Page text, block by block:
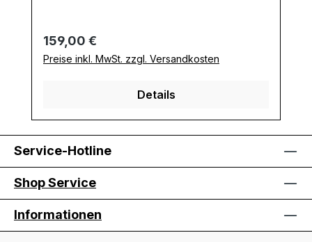
Regulärer Preis:
159,00 €
Preise inkl. MwSt. zzgl. Versandkosten
Details
Service-Hotline
Shop Service
Informationen